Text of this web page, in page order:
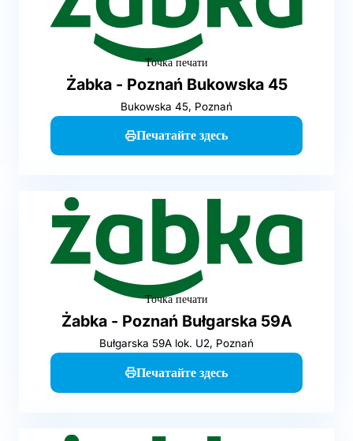
Точка печати
Żabka - Poznań Bukowska 45
Bukowska 45, Poznań
Печатайте здесь
Точка печати
Żabka - Poznań Bułgarska 59A
Bułgarska 59A lok. U2, Poznań
Печатайте здесь